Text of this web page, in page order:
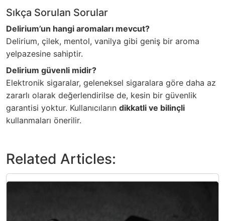
Sıkça Sorulan Sorular
Delirium’un hangi aromaları mevcut?
Delirium, çilek, mentol, vanilya gibi geniş bir aroma
yelpazesine sahiptir.
Delirium güvenli midir?
Elektronik sigaralar, geleneksel sigaralara göre daha az
zararlı olarak değerlendirilse de, kesin bir güvenlik
garantisi yoktur. Kullanıcıların dikkatli ve bilinçli
kullanmaları önerilir.
Related Articles: